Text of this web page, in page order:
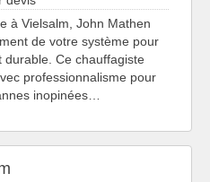
à Vielsalm, John Mathen
de votre système pour
Ce chauffagiste
professionnalisme pour
inopinées…